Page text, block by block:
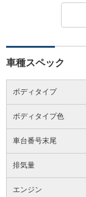
車種スペック
ボディタイプ
ボディタイプ色
車台番号末尾
排気量
エンジン